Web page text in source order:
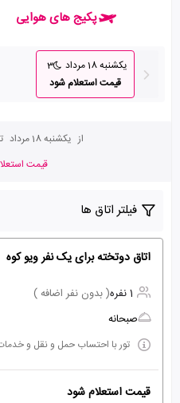
پکیج های هوایی
یکشنبه 18 مرداد
3
قیمت استعلام شود
از یکشنبه 18 مرداد
قیمت
فیلتر اتاق ها
اتاق دوتخته برای یک نفر ویو کوه
1 نفره
( بدون نفر اضافه )
صبحانه
تور با احتساب حمل و نقل و
قیمت استعلام شود